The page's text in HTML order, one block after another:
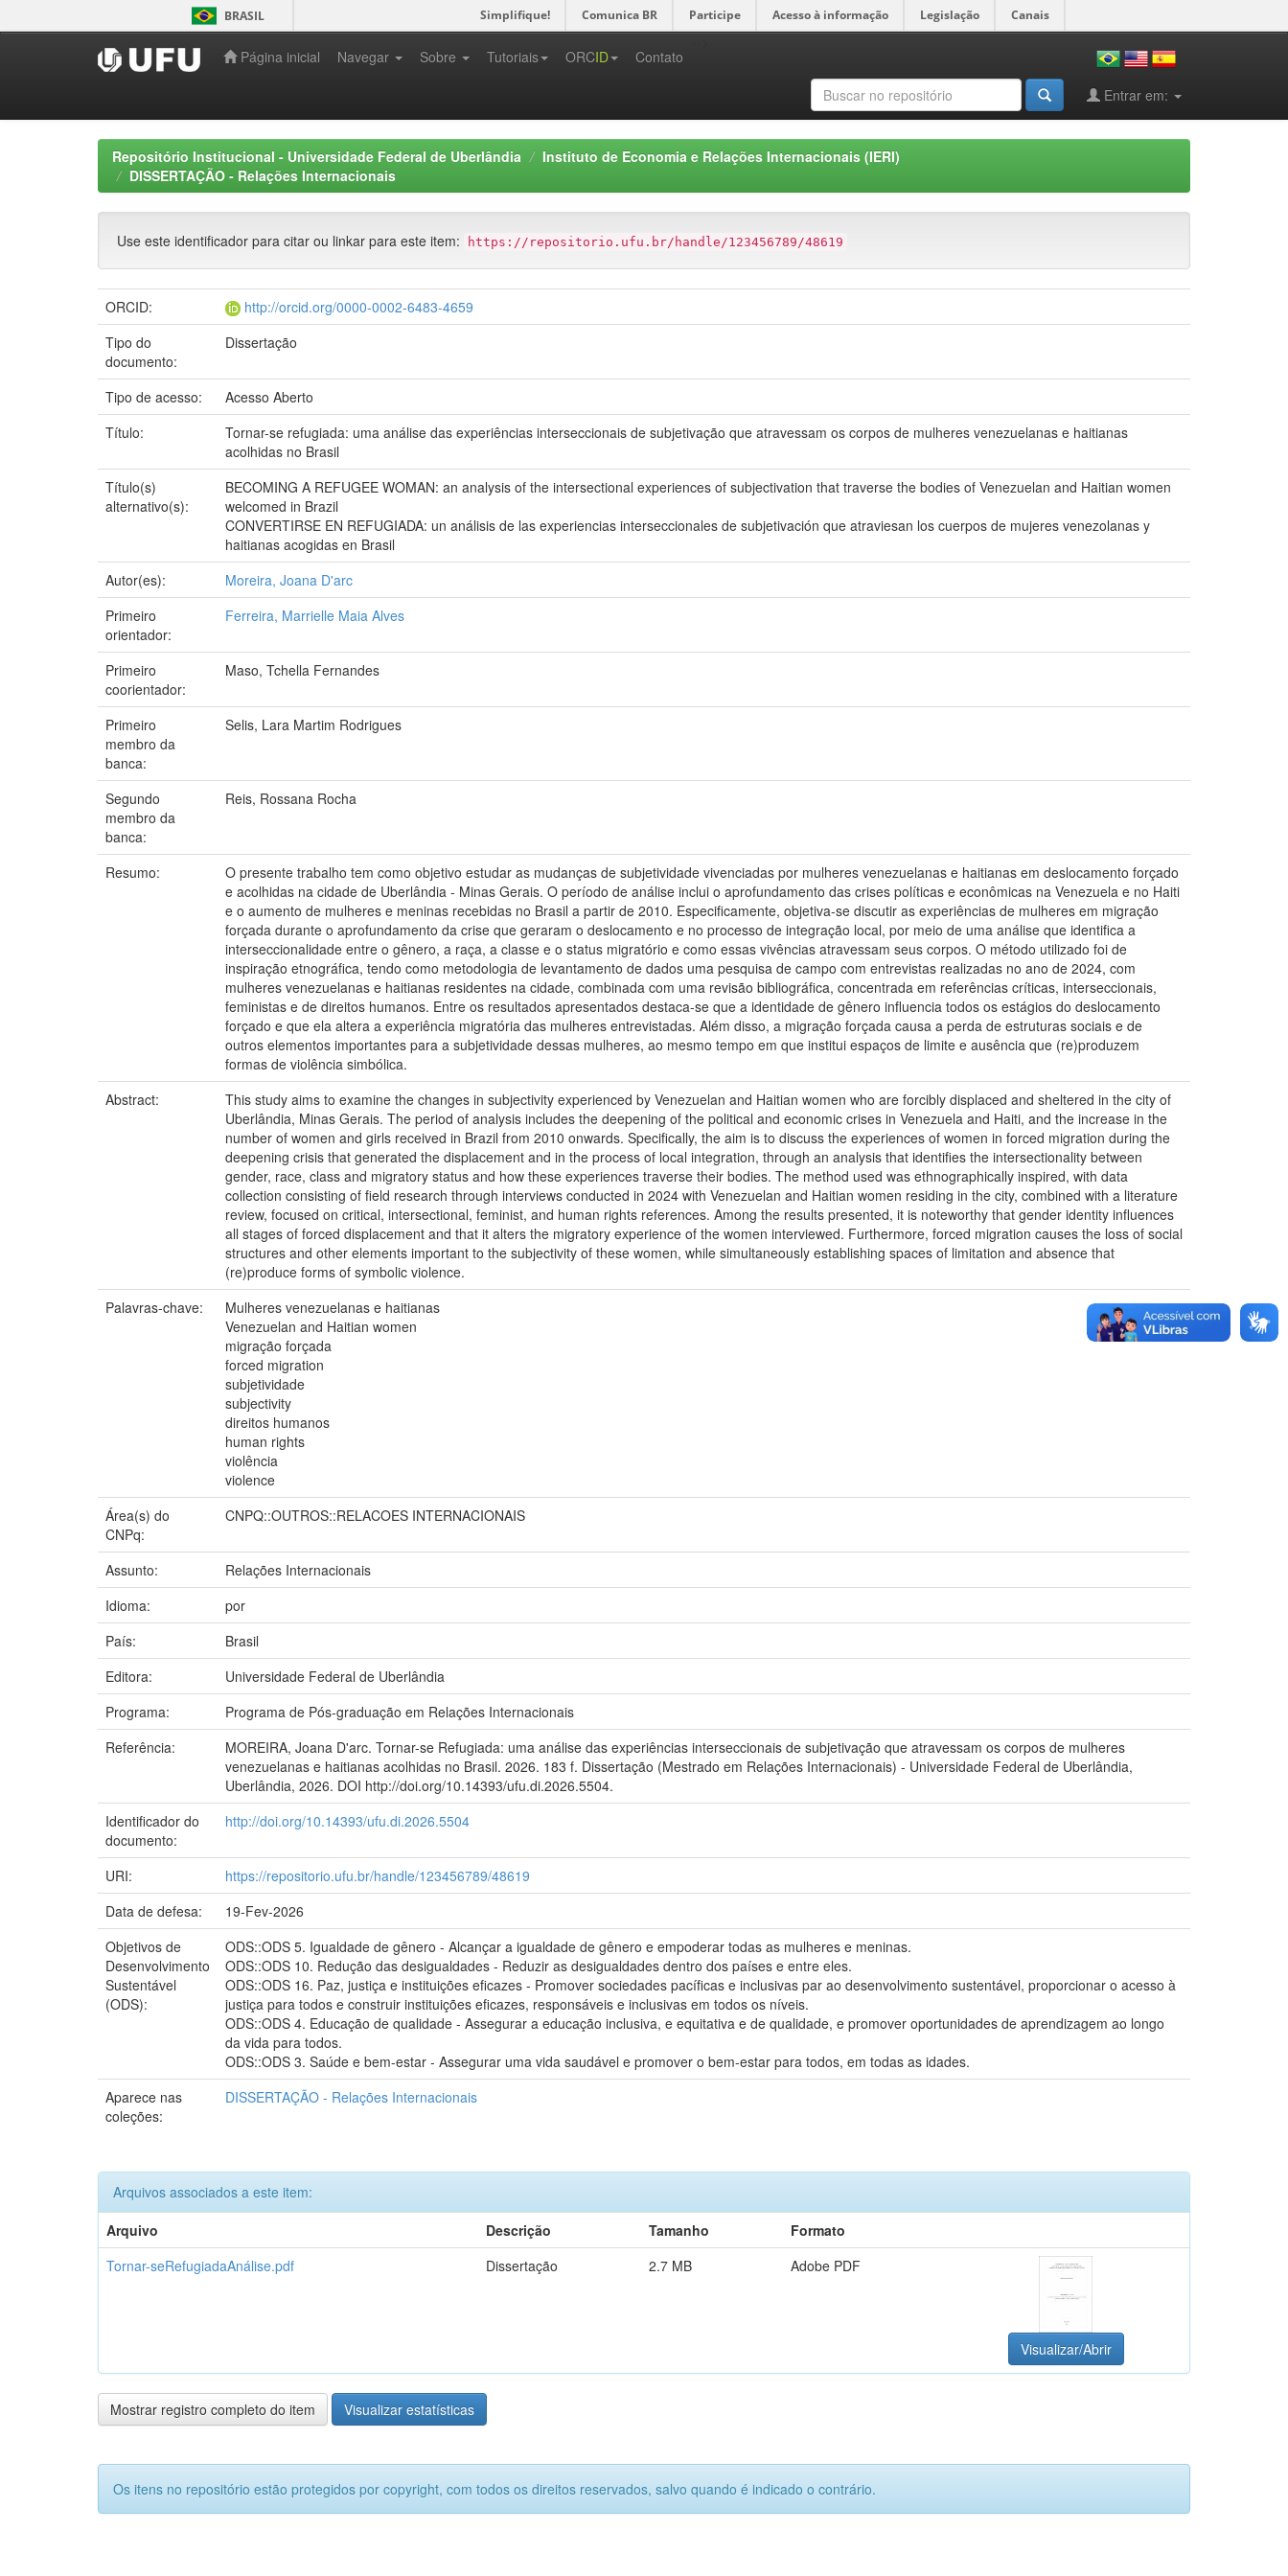
navigation
BRASIL Simplifique! Comunica BR Participe Acesso à informação Legislação Canais
Página inicial Navegar Sobre Tutoriais ORCID Contato
Entrar em:
Repositório Institucional - Universidade Federal de Uberlândia
Instituto de Economia e Relações Internacionais (IERI)
DISSERTAÇÃO - Relações Internacionais
Use este identificador para citar ou linkar para este item: https://repositorio.ufu.br/handle/123456789/48619
ORCID:
http://orcid.org/0000-0002-6483-4659
Tipo do
documento:
Dissertação
Tipo de acesso:
Acesso Aberto
Título:
Tornar-se refugiada: uma análise das experiências interseccionais de subjetivação que atravessam os corpos de mulheres venezuelanas e haitianas
acolhidas no Brasil
Título(s)
alternativo(s):
BECOMING A REFUGEE WOMAN: an analysis of the intersectional experiences of subjectivation that traverse the bodies of Venezuelan and Haitian women
welcomed in Brazil
CONVERTIRSE EN REFUGIADA: un análisis de las experiencias interseccionales de subjetivación que atraviesan los cuerpos de mujeres venezolanas y
haitianas acogidas en Brasil
Autor(es):
Moreira, Joana D'arc
Primeiro
orientador:
Ferreira, Marrielle Maia Alves
Primeiro
coorientador:
Maso, Tchella Fernandes
Primeiro
membro da
banca:
Selis, Lara Martim Rodrigues
Segundo
membro da
banca:
Reis, Rossana Rocha
Resumo:
O presente trabalho tem como objetivo estudar as mudanças de subjetividade vivenciadas por mulheres venezuelanas e haitianas em deslocamento forçado
e acolhidas na cidade de Uberlândia - Minas Gerais. O período de análise inclui o aprofundamento das crises políticas e econômicas na Venezuela e no Haiti
e o aumento de mulheres e meninas recebidas no Brasil a partir de 2010. Especificamente, objetiva-se discutir as experiências de mulheres em migração
forçada durante o aprofundamento da crise que geraram o deslocamento e no processo de integração local, por meio de uma análise que identifica a
interseccionalidade entre o gênero, a raça, a classe e o status migratório e como essas vivências atravessam seus corpos. O método utilizado foi de
inspiração etnográfica, tendo como metodologia de levantamento de dados uma pesquisa de campo com entrevistas realizadas no ano de 2024, com
mulheres venezuelanas e haitianas residentes na cidade, combinada com uma revisão bibliográfica, concentrada em referências críticas, interseccionais,
feministas e de direitos humanos. Entre os resultados apresentados destaca-se que a identidade de gênero influencia todos os estágios do deslocamento
forçado e que ela altera a experiência migratória das mulheres entrevistadas. Além disso, a migração forçada causa a perda de estruturas sociais e de
outros elementos importantes para a subjetividade dessas mulheres, ao mesmo tempo em que institui espaços de limite e ausência que (re)produzem
formas de violência simbólica.
Abstract:
This study aims to examine the changes in subjectivity experienced by Venezuelan and Haitian women who are forcibly displaced and sheltered in the city of
Uberlândia, Minas Gerais. The period of analysis includes the deepening of the political and economic crises in Venezuela and Haiti, and the increase in the
number of women and girls received in Brazil from 2010 onwards. Specifically, the aim is to discuss the experiences of women in forced migration during the
deepening crisis that generated the displacement and in the process of local integration, through an analysis that identifies the intersectionality between
gender, race, class and migratory status and how these experiences traverse their bodies. The method used was ethnographically inspired, with data
collection consisting of field research through interviews conducted in 2024 with Venezuelan and Haitian women residing in the city, combined with a literature
review, focused on critical, intersectional, feminist, and human rights references. Among the results presented, it is noteworthy that gender identity influences
all stages of forced displacement and that it alters the migratory experience of the women interviewed. Furthermore, forced migration causes the loss of social
structures and other elements important to the subjectivity of these women, while simultaneously establishing spaces of limitation and absence that
(re)produce forms of symbolic violence.
Palavras-chave:
Mulheres venezuelanas e haitianas
Venezuelan and Haitian women
migração forçada
forced migration
subjetividade
subjectivity
direitos humanos
human rights
violência
violence
Área(s) do
CNPq:
CNPQ::OUTROS::RELACOES INTERNACIONAIS
Assunto:
Relações Internacionais
Idioma:
por
País:
Brasil
Editora:
Universidade Federal de Uberlândia
Programa:
Programa de Pós-graduação em Relações Internacionais
Referência:
MOREIRA, Joana D'arc. Tornar-se Refugiada: uma análise das experiências interseccionais de subjetivação que atravessam os corpos de mulheres
venezuelanas e haitianas acolhidas no Brasil. 2026. 183 f. Dissertação (Mestrado em Relações Internacionais) - Universidade Federal de Uberlândia,
Uberlândia, 2026. DOI http://doi.org/10.14393/ufu.di.2026.5504.
Identificador do
documento:
http://doi.org/10.14393/ufu.di.2026.5504
URI:
https://repositorio.ufu.br/handle/123456789/48619
Data de defesa:
19-Fev-2026
Objetivos de
Desenvolvimento
Sustentável
(ODS):
ODS::ODS 5. Igualdade de gênero - Alcançar a igualdade de gênero e empoderar todas as mulheres e meninas.
ODS::ODS 10. Redução das desigualdades - Reduzir as desigualdades dentro dos países e entre eles.
ODS::ODS 16. Paz, justiça e instituições eficazes - Promover sociedades pacíficas e inclusivas par ao desenvolvimento sustentável, proporcionar o acesso à
justiça para todos e construir instituições eficazes, responsáveis e inclusivas em todos os níveis.
ODS::ODS 4. Educação de qualidade - Assegurar a educação inclusiva, e equitativa e de qualidade, e promover oportunidades de aprendizagem ao longo
da vida para todos.
ODS::ODS 3. Saúde e bem-estar - Assegurar uma vida saudável e promover o bem-estar para todos, em todas as idades.
Aparece nas
coleções:
DISSERTAÇÃO - Relações Internacionais
Arquivos associados a este item:
Arquivo
Descrição Tamanho
Formato
Tornar-seRefugiadaAnálise.pdf
Dissertação 2.7 MB Adobe PDF
Visualizar/Abrir
Mostrar registro completo do item Visualizar estatísticas
Os itens no repositório estão protegidos por copyright, com todos os direitos reservados, salvo quando é indicado o contrário.